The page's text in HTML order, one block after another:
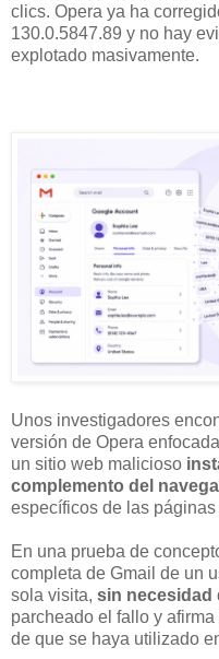
clics. Opera ya ha
130.0.5847.89 y no hay
explotado masivamente.
Unos investigadores
versión de Opera
un sitio web malicioso
complemento del
específicos de las
En una prueba de
completa de Gmail de un
sola visita, sin necesidad
parcheado el fallo y
de que se haya utilizado